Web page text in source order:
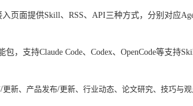
页面提供Skill、RSS、API三种方式，分别对应
包，支持Claude Code、Codex、OpenCode等支持
新、产品发布/更新、行业动态、论文研究、技巧与